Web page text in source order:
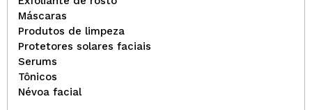
Máscaras
Produtos de limpeza
Protetores solares faciais
Serums
Tônicos
Névoa facial